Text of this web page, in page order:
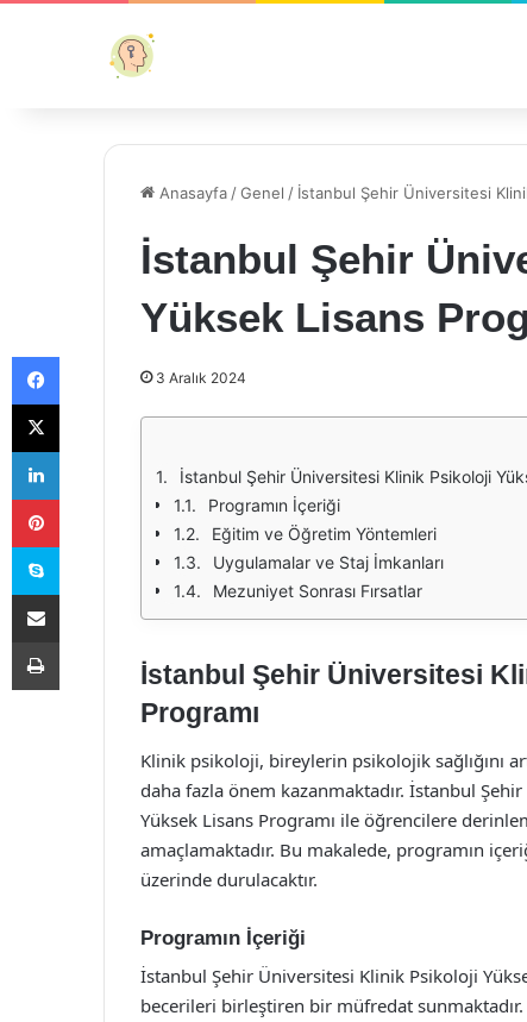
Anasayfa /Genel / İstanbul Şehir Üniversitesi
İstanbul Şehir
Yüksek Lisans
3 Aralık 2024
İstanbul Şehir Üniversitesi Klinik Psikoloji
Programın İçeriği
Eğitim ve Öğretim Yöntemleri
Uygulamalar ve Staj İmkanları
Mezuniyet Sonrası Fırsatlar
İstanbul Şehir Üniversitesi
Programı
Klinik psikoloji, bireylerin psikolojik sağlığını
daha fazla önem kazanmaktadır. İstanbul
Yüksek Lisans Programı ile öğrencilere
amaçlamaktadır. Bu makalede, programın
üzerinde durulacaktır.
Programın İçeriği
İstanbul Şehir Üniversitesi Klinik Psikoloji
becerileri birleştiren bir müfredat
Facebook
X
LinkedIn
Pinterest
Skype
E-Posta ile paylaş